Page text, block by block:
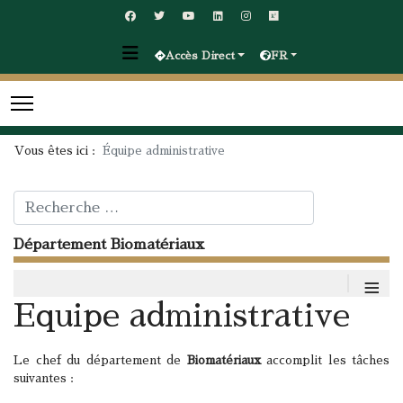
Accès Direct FR
Vous êtes ici : Équipe administrative
Rechercher
Département Biomatériaux
≡
Equipe administrative
Le chef du département de Biomatériauxaccomplit les tâches
suivantes :